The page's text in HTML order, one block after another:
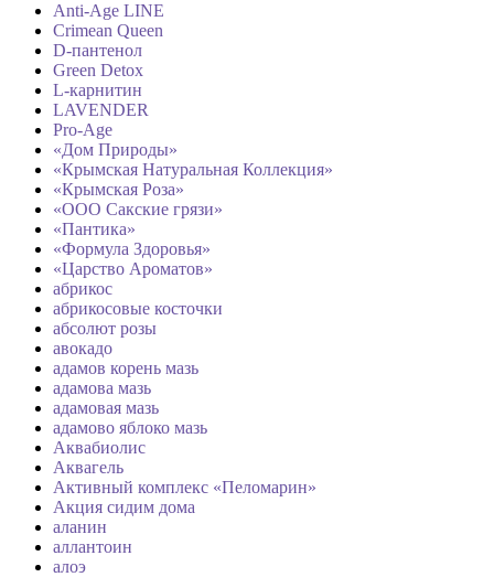
Anti-Age LINE
Crimean Queen
D-пантенол
Green Detox
L-карнитин
LAVENDER
Pro-Age
«Дом Природы»
«Крымская Натуральная Коллекция»
«Крымская Роза»
«ООО Сакские грязи»
«Пантика»
«Формула Здоровья»
«Царство Ароматов»
абрикос
абрикосовые косточки
абсолют розы
авокадо
адамов корень мазь
адамова мазь
адамовая мазь
адамово яблоко мазь
Аквабиолис
Аквагель
Активный комплекс «Пеломарин»
Акция сидим дома
аланин
аллантоин
алоэ